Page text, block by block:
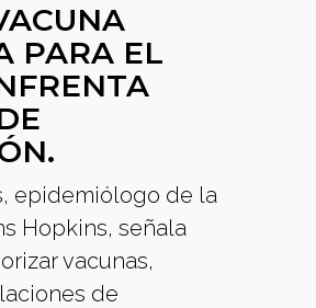
PARA EL
epidemiólogo de la
Hopkins, señala
vacunas,
de